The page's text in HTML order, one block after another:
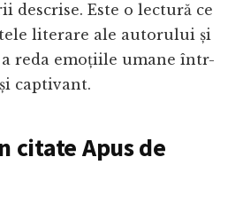
descrise. Este o lectură ce
literare ale autorului și
a reda emoțiile umane într-
captivant.
citate Apus de